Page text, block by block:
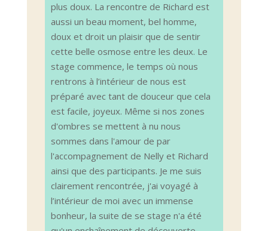
plus doux. La rencontre de Richard est
aussi un beau moment, bel homme,
doux et droit un plaisir que de sentir
cette belle osmose entre les deux. Le
stage commence, le temps où nous
rentrons à l’intérieur de nous est
préparé avec tant de douceur que cela
est facile, joyeux. Même si nos zones
d'ombres se mettent à nu nous
sommes dans l'amour de par
l'accompagnement de Nelly et Richard
ainsi que des participants. Je me suis
clairement rencontrée, j'ai voyagé à
l’intérieur de moi avec un immense
bonheur, la suite de se stage n'a été